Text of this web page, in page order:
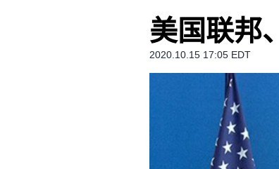
美国联邦
2020.10.15 17:05 EDT